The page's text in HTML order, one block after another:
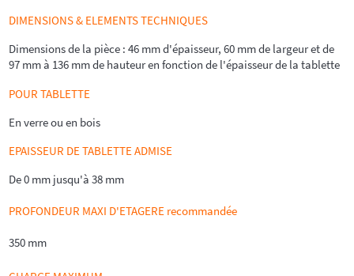
DIMENSIONS & ELEMENTS TECHNIQUES
Dimensions de la pièce : 46 mm d'épaisseur, 60 mm de largeur et de
97 mm à 136 mm de hauteur en fonction de l'épaisseur de la tablette
POUR TABLETTE
En verre ou en bois
EPAISSEUR DE TABLETTE ADMISE
De 0 mm jusqu'à 38 mm
PROFONDEUR MAXI D'ETAGERE recommandée
350 mm